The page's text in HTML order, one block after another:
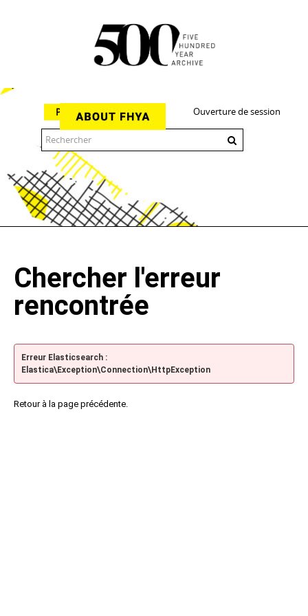
Ouverture de session
Parcourir
Chercher l'erreur
rencontrée
Erreur Elasticsearch :
Elastica\Exception\Connection\HttpException
Retour à la page précédente.